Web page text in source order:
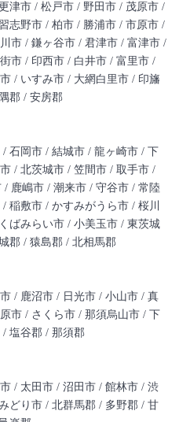
津市 / 松戸市 / 野田市 / 茂原市 /
志野市 / 柏市 / 勝浦市 / 市原市 /
市 / 鎌ヶ谷市 / 君津市 / 富津市 /
市 / 印西市 / 白井市 / 富里市 /
/ いすみ市 / 大網白里市 / 印旛
郡 / 安房郡
石岡市 / 結城市 / 龍ヶ崎市 / 下
/ 北茨城市 / 笠間市 / 取手市 /
鹿嶋市 / 潮来市 / 守谷市 / 常陸
稲敷市 / かすみがうら市 / 桜川
ばみらい市 / 小美玉市 / 東茨城
郡 / 猿島郡 / 北相馬郡
/ 鹿沼市 / 日光市 / 小山市 / 真
市 / さくら市 / 那須烏山市 / 下
塩谷郡 / 那須郡
/ 太田市 / 沼田市 / 館林市 / 渋
どり市 / 北群馬郡 / 多野郡 / 甘